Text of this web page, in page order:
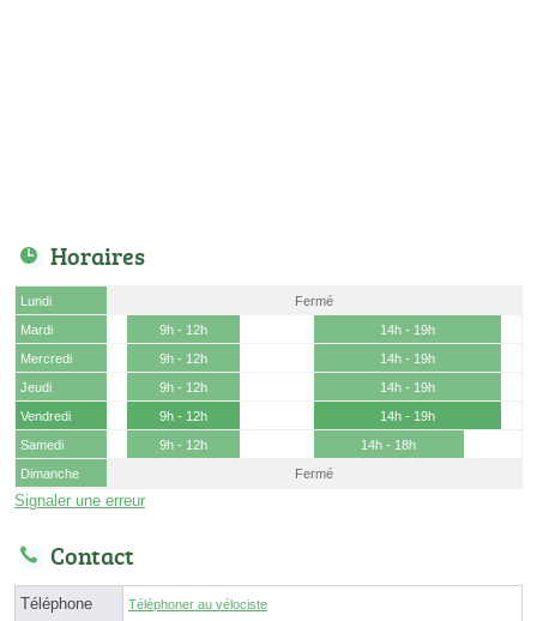
Horaires
Lundi
Fermé
Mardi
9h - 12h
14h - 19h
Mercredi
9h - 12h
14h - 19h
Jeudi
9h - 12h
14h - 19h
Vendredi
9h - 12h
14h - 19h
Samedi
9h - 12h
14h - 18h
Dimanche
Fermé
Signaler une erreur
Contact
Téléphone Téléphoner au vélociste